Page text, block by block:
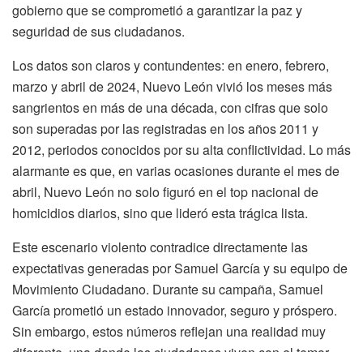
gobierno que se comprometió a garantizar la paz y
seguridad de sus ciudadanos.
Los datos son claros y contundentes: en enero, febrero,
marzo y abril de 2024, Nuevo León vivió los meses más
sangrientos en más de una década, con cifras que solo
son superadas por las registradas en los años 2011 y
2012, periodos conocidos por su alta conflictividad. Lo más
alarmante es que, en varias ocasiones durante el mes de
abril, Nuevo León no solo figuró en el top nacional de
homicidios diarios, sino que lideró esta trágica lista.
Este escenario violento contradice directamente las
expectativas generadas por Samuel García y su equipo de
Movimiento Ciudadano. Durante su campaña, Samuel
García prometió un estado innovador, seguro y próspero.
Sin embargo, estos números reflejan una realidad muy